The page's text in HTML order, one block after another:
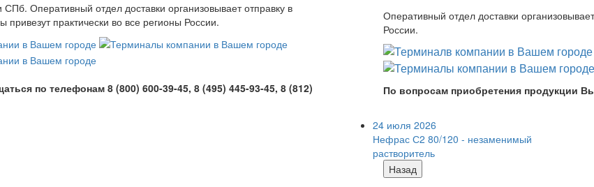
Оперативный отдел доставки организовывает отправку в
практически во все регионы России.
по телефонам 8 (800) 600-39-45, 8 (495) 445-93-45, 8 (812)
Оперативный отдел доставки
России.
По вопросам приобретения продукции
24 июля 2026
Нефрас С2 80/120 - незаменимый
растворитель
Назад